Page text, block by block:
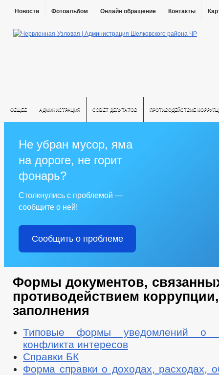
Новости Фотоальбом Онлайн обращение Контакты
ОБЩЕЕ АДМИНИСТРАЦИЯ СОВЕТ ДЕПУТАТОВ ПРОТИВОДЕЙСТВИЕ
Не убран мусор, яма
на дороге, не горит
фонарь?
Столкнулись с проблемой —
сообщите о ней!
Сообщить о проблеме
Формы документов,
противодействием
заполнения
Типовые формы уведомлений о
конфликта интересов
Справки БК
Форма справки о доходах, расходах,